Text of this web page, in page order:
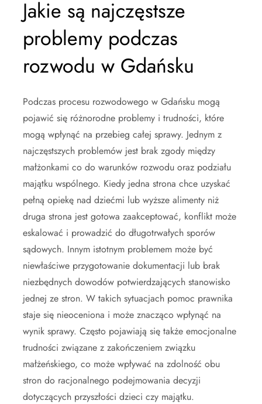
Jakie są najczęstsze
problemy podczas
rozwodu w Gdańsku
Podczas procesu rozwodowego w Gdańsku mogą
pojawić się różnorodne problemy i trudności, które
mogą wpłynąć na przebieg całej sprawy. Jednym z
najczęstszych problemów jest brak zgody między
małżonkami co do warunków rozwodu oraz podziału
majątku wspólnego. Kiedy jedna strona chce uzyskać
pełną opiekę nad dziećmi lub wyższe alimenty niż
druga strona jest gotowa zaakceptować, konflikt może
eskalować i prowadzić do długotrwałych sporów
sądowych. Innym istotnym problemem może być
niewłaściwe przygotowanie dokumentacji lub brak
niezbędnych dowodów potwierdzających stanowisko
jednej ze stron. W takich sytuacjach pomoc prawnika
staje się nieoceniona i może znacząco wpłynąć na
wynik sprawy. Często pojawiają się także emocjonalne
trudności związane z zakończeniem związku
małżeńskiego, co może wpływać na zdolność obu
stron do racjonalnego podejmowania decyzji
dotyczących przyszłości dzieci czy majątku.